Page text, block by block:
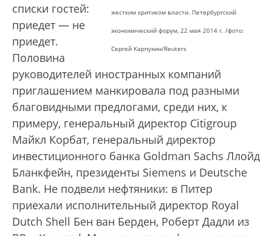
жестким критиком власти. Петербургский
экономический форум, 22 мая 2014 г. /фото:
Сергей Карпухин/Reuters
списки гостей:
приедет — не
приедет.
Половина
руководителей иностранных компаний
приглашением манкировала под разными
благовидными предлогами, среди них, к
примеру, генеральный директор Citigroup
Майкл Корбат, генеральный директор
инвестиционного банка Goldman Sachs Ллойд
Бланкфейн, президенты Siemens и Deutsche
Bank. Не подвели нефтяники: в Питер
приехали исполнительный директор Royal
Dutch Shell Бен ван Берден, Роберт Дадли из